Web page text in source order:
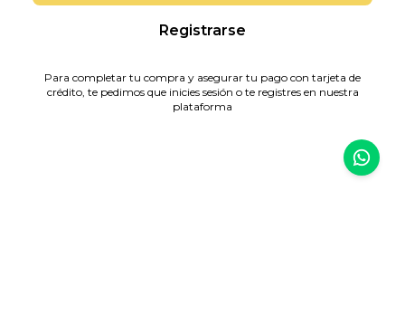
Registrarse
Para completar tu compra y asegurar tu pago con tarjeta de
crédito, te pedimos que inicies sesión o te registres en nuestra
plataforma